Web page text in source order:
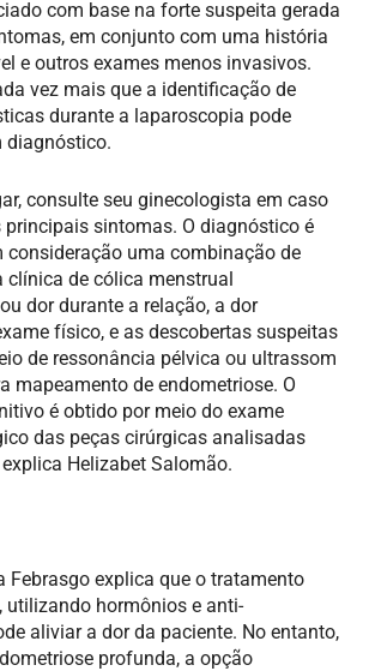
com base na forte suspeita gerada
em conjunto com uma história
e outros exames menos invasivos.
vez mais que a identificação de
durante a laparoscopia pode
diagnóstico.
consulte seu ginecologista em caso
principais sintomas. O diagnóstico é
consideração uma combinação de
clínica de cólica menstrual
dor durante a relação, a dor
físico, e as descobertas suspeitas
de ressonância pélvica ou ultrassom
mapeamento de endometriose. O
é obtido por meio do exame
das peças cirúrgicas analisadas
Helizabet Salomão.
Febrasgo explica que o tratamento
utilizando hormônios e anti-
aliviar a dor da paciente. No entanto,
profunda, a opção